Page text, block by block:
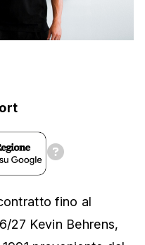
fino al
27 Kevin Behrens,